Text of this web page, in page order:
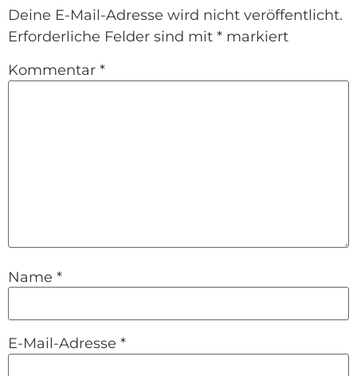
Deine E-Mail-Adresse wird nicht veröffentlicht.
Erforderliche Felder sind mit * markiert
Kommentar *
Name *
E-Mail-Adresse *